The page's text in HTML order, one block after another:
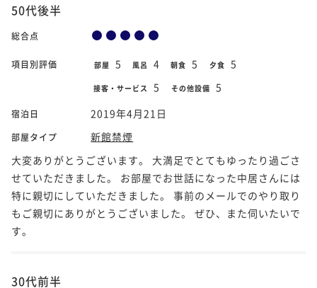
50代後半
総合点
項目別評価 部屋 5 風呂 4 朝食 5 夕食 5
接客・サービス 5 その他設備 5
宿泊日 2019年4月21日
部屋タイプ
新館禁煙
大変ありがとうございます。 大満足でとてもゆったり過ごさ
せていただきました。 お部屋でお世話になった中居さんには
特に親切にしていただきました。 事前のメールでのやり取り
もご親切にありがとうございました。 ぜひ、また伺いたいで
す。
30代前半